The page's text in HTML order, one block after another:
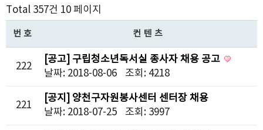
Total 357건 10 페이지
번호 컨텐츠
222
[공고] 구립청소년독서실 종사자 채용 공고
날짜: 2018-08-06
조회: 4218
221
[공지] 양천구자원봉사센터 센터장 채용
최종합격자 발표
날짜: 2018-07-25 조회: 3997